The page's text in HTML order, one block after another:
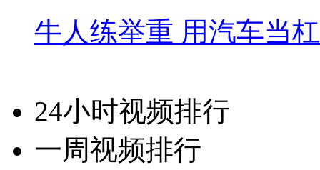
牛人练举重 用汽车当
24小时视频排行
一周视频排行